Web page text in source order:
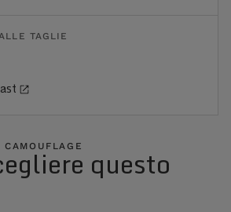
TAGLIE
questo